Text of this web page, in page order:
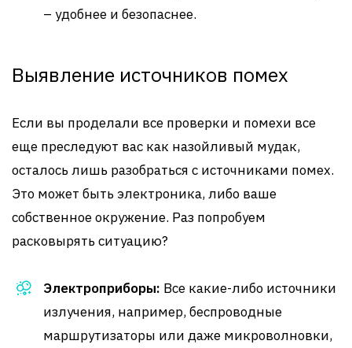
– удобнее и безопаснее.
Выявление источников помех
Если вы проделали все проверки и помехи все
еще преследуют вас как назойливый мудак,
осталось лишь разобраться с источниками помех.
Это может быть электроника, либо ваше
собственное окружение. Раз попробуем
расковырять ситуацию?
Электроприборы: Все какие-либо источники
излучения, например, беспроводные
маршрутизаторы или даже микроволновки,